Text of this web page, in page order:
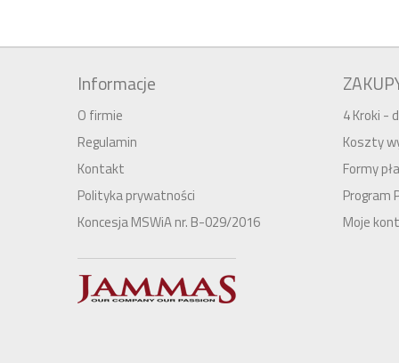
Informacje
O firmie
Regulamin
Kontakt
Polityka prywatności
Koncesja MSWiA nr. B-029/2016
4 Kroki -
Koszty
Formy
Program
Moje